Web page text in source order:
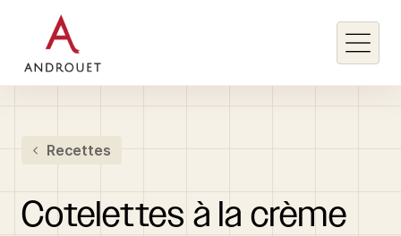
Rechercher un mot clé
Recettes
Cotelettes à la crème